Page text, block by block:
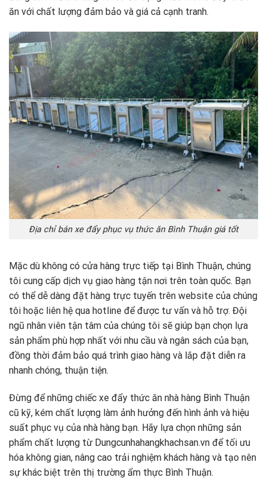
ăn với chất lượng đảm bảo và giá cả cạnh tranh.
Địa chỉ bán xe đẩy phục vụ thức ăn Bình Thuận giá tốt
Mặc dù không có cửa hàng trực tiếp tại Bình Thuận, chúng
tôi cung cấp dịch vụ giao hàng tận nơi trên toàn quốc. Bạn
có thể dễ dàng đặt hàng trực tuyến trên website của chúng
tôi hoặc liên hệ qua hotline để được tư vấn và hỗ trợ. Đội
ngũ nhân viên tận tâm của chúng tôi sẽ giúp bạn chọn lựa
sản phẩm phù hợp nhất với nhu cầu và ngân sách của bạn,
đồng thời đảm bảo quá trình giao hàng và lắp đặt diễn ra
nhanh chóng, thuận tiện.
Đừng để những chiếc xe đẩy thức ăn nhà hàng Bình Thuận
cũ kỹ, kém chất lượng làm ảnh hưởng đến hình ảnh và hiệu
suất phục vụ của nhà hàng bạn. Hãy lựa chọn những sản
phẩm chất lượng từ Dungcunhahangkhachsan.vn để tối ưu
hóa không gian, nâng cao trải nghiệm khách hàng và tạo nên
sự khác biệt trên thị trường ẩm thực Bình Thuận.